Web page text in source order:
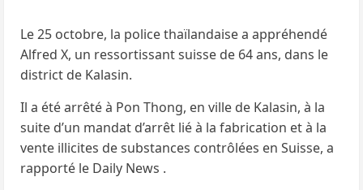
Le 25 octobre, la police thaïlandaise a appréhendé
Alfred X, un ressortissant suisse de 64 ans, dans le
district de Kalasin.
Il a été arrêté à Pon Thong, en ville de Kalasin, à la
suite d’un mandat d’arrêt lié à la fabrication et à la
vente illicites de substances contrôlées en Suisse, a
rapporté le Daily News .